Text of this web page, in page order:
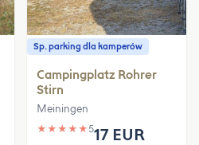
Sp. parking dla kamperów
Campingplatz Rohrer
Stirn
Meiningen
★ ★ ★ ★ ★517 EUR